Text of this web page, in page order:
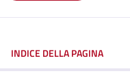
INDICE DELLA PAGINA